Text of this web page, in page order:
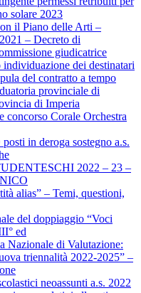
solare 2023
il Piano delle Arti –
– Decreto di
giudicatrice
dei destinatari
del contratto a tempo
provinciale di
di Imperia
concorso Corale Orchestra
in deroga sostegno a.s.
2022 – 23 –
alias” – Temi, questioni,
del doppiaggio “Voci
ed
Nazionale di Valutazione:
triennalità 2022-2025” –
neoassunti a.s. 2022